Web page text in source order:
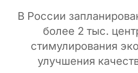
В России
более 2 тыс.
стимулирования
улучшения